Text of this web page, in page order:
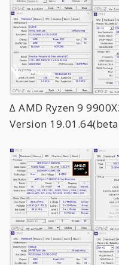
∆ AMD Ryzen 9
Version